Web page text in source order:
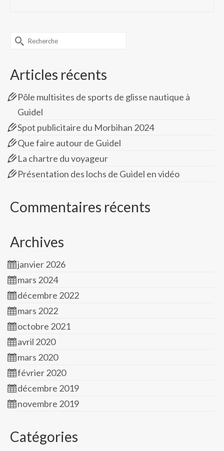
Rechercher :
Articles récents
Pôle multisites de sports de glisse nautique à
Guidel
Spot publicitaire du Morbihan 2024
Que faire autour de Guidel
La chartre du voyageur
Présentation des lochs de Guidel en vidéo
Commentaires récents
Archives
janvier 2026
mars 2024
décembre 2022
mars 2022
octobre 2021
avril 2020
mars 2020
février 2020
décembre 2019
novembre 2019
Catégories